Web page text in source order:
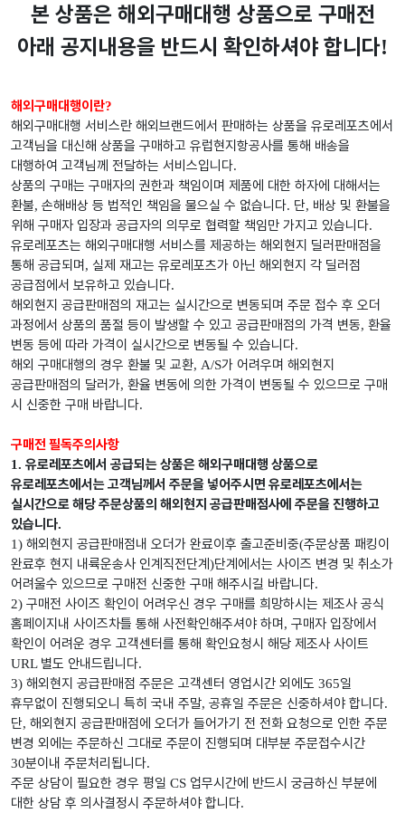
본 상품은 해외구매대행 상품으로 구매전
아래 공지내용을 반드시 확인하셔야 합니다!
해외구매대행이란?
해외구매대행 서비스란 해외브랜드에서 판매하는 상품을 유로레포츠에서
고객님을 대신해 상품을 구매하고 유럽현지항공사를 통해 배송을
대행하여 고객님께 전달하는 서비스입니다.
상품의 구매는 구매자의 권한과 책임이며 제품에 대한 하자에 대해서는
환불, 손해배상 등 법적인 책임을 물으실 수 없습니다. 단, 배상 및 환불을
위해 구매자 입장과 공급자의 의무로 협력할 책임만 가지고 있습니다.
유로레포츠는 해외구매대행 서비스를 제공하는 해외현지 딜러판매점을
통해 공급되며 , 실제 재고는 유로레포츠가 아닌 해외현지 각 딜러점
공급점에서 보유하고 있습니다.
해외현지 공급판매점의 재고는 실시간으로 변동되며 주문 접수 후 오더
과정에서 상품의 품절 등이 발생할 수 있고 공급판매점의 가격 변동, 환율
변동 등에 따라 가격이 실시간으로 변동될 수 있습니다.
해외 구매대행의 경우 환불 및 교환, A/S가 어려우며 해외현지
공급판매점의 달러가, 환율 변동에 의한 가격이 변동될 수 있으므로 구매
시 신중한 구매 바랍니다.
구매전 필독주의사항
1. 유로레포츠에서 공급되는 상품은 해외구매대행 상품으로
유로레포츠에서는 고객님께서 주문을 넣어주시면 유로레포츠에서는
실시간으로 해당 주문상품의 해외현지 공급판매점사에 주문을 진행하고
있습니다.
1) 해외현지 공급판매점내 오더가 완료이후 출고준비중(주문상품 패킹이
완료후 현지 내륙운송사 인계직전단계 )단계에서는 사이즈 변경 및 취소가
어려울수 있으므로 구매전 신중한 구매 해주시길 바랍니다.
2) 구매전 사이즈 확인이 어려우신 경우 구매를 희망하시는 제조사 공식
홈페이지내 사이즈차틀 통해 사전확인해주셔야 하며 , 구매자 입장에서
확인이 어려운 경우 고객센터를 통해 확인요청시 해당 제조사 사이트
URL 별도 안내드립니다.
3) 해외현지 공급판매점 주문은 고객센터 영업시간 외에도 365일
휴무없이 진행되오니 특히 국내 주말, 공휴일 주문은 신중하셔야 합니다.
단, 해외현지 공급판매점에 오더가 들어가기 전 전화 요청으로 인한 주문
변경 외에는 주문하신 그대로 주문이 진행되며 대부분 주문접수시간
30분이내 주문처리됩니다.
주문 상담이 필요한 경우 평일 CS 업무시간에 반드시 궁금하신 부분에
대한 상담 후 의사결정시 주문하셔야 합니다.